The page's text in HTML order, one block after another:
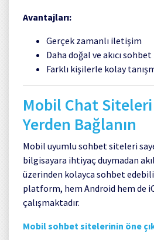
Avantajları:
Gerçek zamanlı iletişim
Daha doğal ve akıcı sohbet
Farklı kişilerle kolay
Mobil Chat
Yerden Bağlanın
Mobil uyumlu sohbet siteleri
bilgisayara ihtiyaç duymadan
üzerinden kolayca sohbet
platform, hem Android hem de
çalışmaktadır.
Mobil sohbet sitelerinin öne